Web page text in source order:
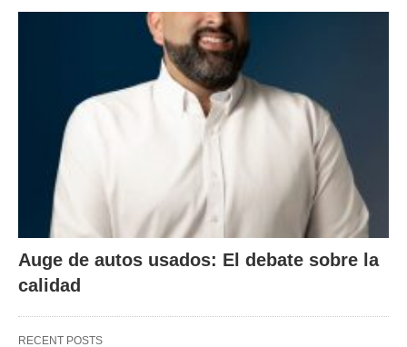
Auge de autos usados: El debate sobre la
calidad
RECENT POSTS